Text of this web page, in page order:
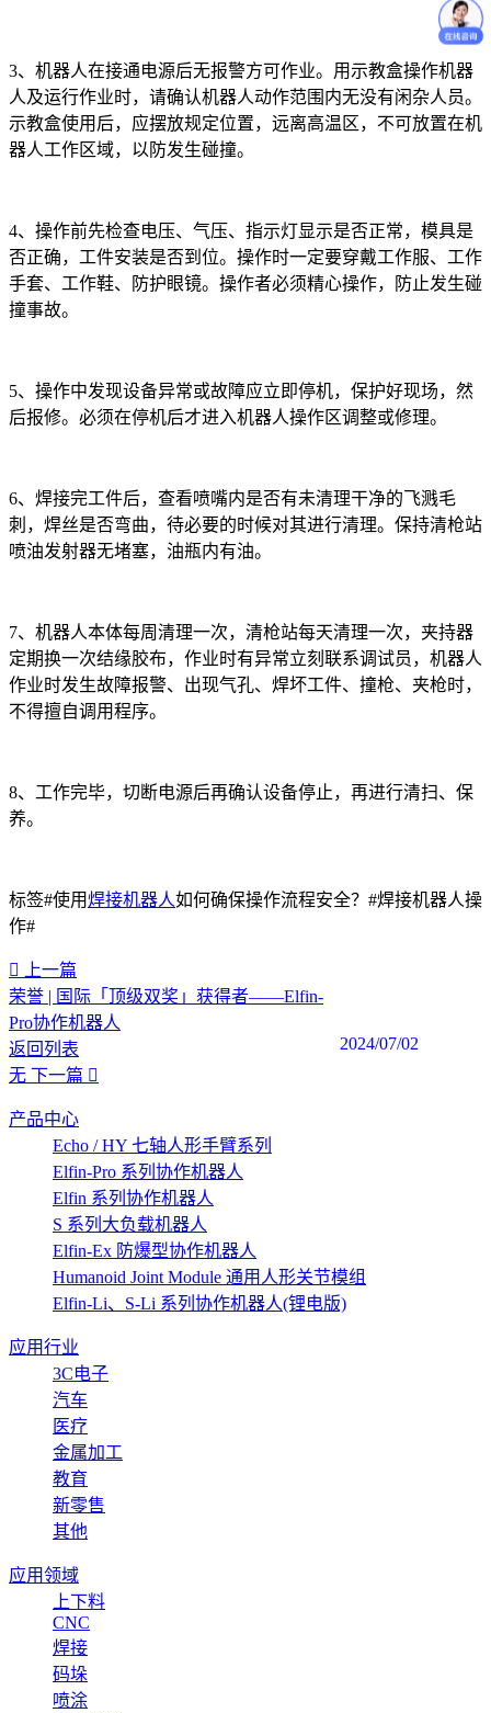
3、机器人在接通电源后无报警方可作业。用示教盒操作机器
人及运行作业时，请确认机器人动作范围内无没有闲杂人员。
示教盒使用后，应摆放规定位置，远离高温区，不可放置在机
器人工作区域，以防发生碰撞。
4、操作前先检查电压、气压、指示灯显示是否正常，模具是
否正确，工件安装是否到位。操作时一定要穿戴工作服、工作
手套、工作鞋、防护眼镜。操作者必须精心操作，防止发生碰
撞事故。
5、操作中发现设备异常或故障应立即停机，保护好现场，然
后报修。必须在停机后才进入机器人操作区调整或修理。
6、焊接完工件后，查看喷嘴内是否有未清理干净的飞溅毛
刺，焊丝是否弯曲，待必要的时候对其进行清理。保持清枪站
喷油发射器无堵塞，油瓶内有油。
7、机器人本体每周清理一次，清枪站每天清理一次，夹持器
定期换一次结缘胶布，作业时有异常立刻联系调试员，机器人
作业时发生故障报警、出现气孔、焊坏工件、撞枪、夹枪时，
不得擅自调用程序。
8、工作完毕，切断电源后再确认设备停止，再进行清扫、保
养。
标签#使用焊接机器人如何确保操作流程安全？#焊接机器人操
作#
上一篇
荣誉 | 国际「顶级双奖」获得者——Elfin-
Pro协作机器人
2024/07/02
返回列表
无 下一篇
产品中心
Echo / HY 七轴人形手臂系列
Elfin-Pro 系列协作机器人
Elfin 系列协作机器人
S 系列大负载机器人
Elfin-Ex 防爆型协作机器人
Humanoid Joint Module 通用人形关节模组
Elfin-Li、S-Li 系列协作机器人(锂电版)
应用行业
3C电子
汽车
医疗
金属加工
教育
新零售
其他
应用领域
上下料
CNC
焊接
码垛
喷涂